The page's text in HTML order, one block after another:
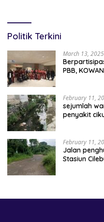
Politik Terkini
March 13, 2025
PBB,
February 11,
sejumlah
penyakit
February 11,
Jalan
Stasiun